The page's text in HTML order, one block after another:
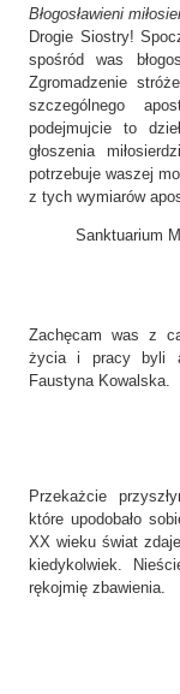
Błogosławieni
Drogie Siostry!
spośród was
Zgromadzenie
szczególnego
podejmujcie to
głoszenia
potrzebuje waszej
z tych wymiarów
Sanktuarium
Zachęcam was z
życia i pracy byli
Faustyna Kowalska.
Przekażcie
które upodobało
XX wieku świat
kiedykolwiek.
rękojmię zbawienia.